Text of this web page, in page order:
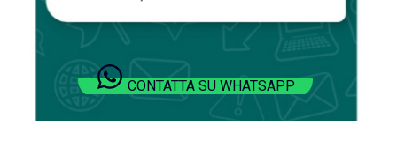
CONTATTA SU WHATSAPP